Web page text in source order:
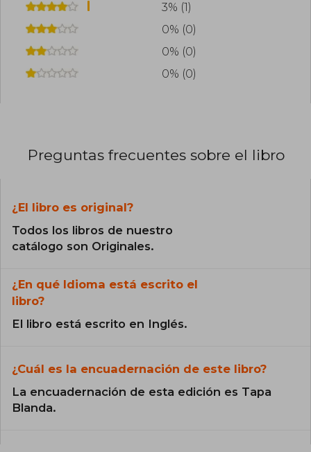
3% (1)
0% (0)
0% (0)
0% (0)
Preguntas frecuentes sobre el libro
¿El libro es original?
Todos los libros de nuestro
catálogo son Originales.
¿En qué Idioma está escrito el
libro?
El libro está escrito en Inglés.
¿Cuál es la encuadernación de este libro?
La encuadernación de esta edición es Tapa
Blanda.